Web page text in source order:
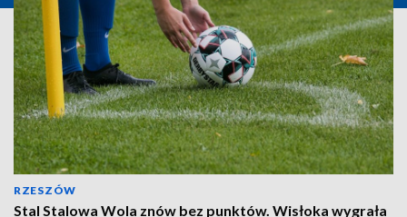
RZESZÓW
Stal Stalowa Wola znów bez punktów. Wisłoka wygrała